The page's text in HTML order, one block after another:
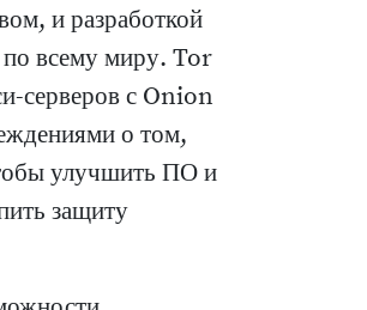
и разработкой
по всему миру. Tor
серверов с Onion
о том,
улучшить ПО и
защиту